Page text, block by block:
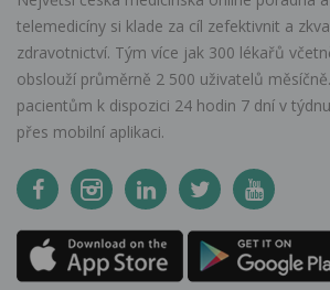
telemedicíny si klade za cíl zefektivnit a
zdravotnictví. Tým více jak 300 lékařů
obslouží průměrně 2 500 uživatelů
pacientům k dispozici 24 hodin 7 dní v
přes mobilní aplikaci.